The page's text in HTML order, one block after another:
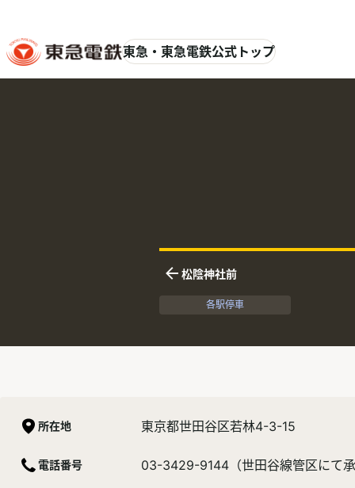
東急・東急電鉄公式トップ
下りの隣接駅
松陰神社前
各駅停車
所在地 東京都世田谷区若林4-3-15
電話番号 03-3429-9144（世田谷線管区にて